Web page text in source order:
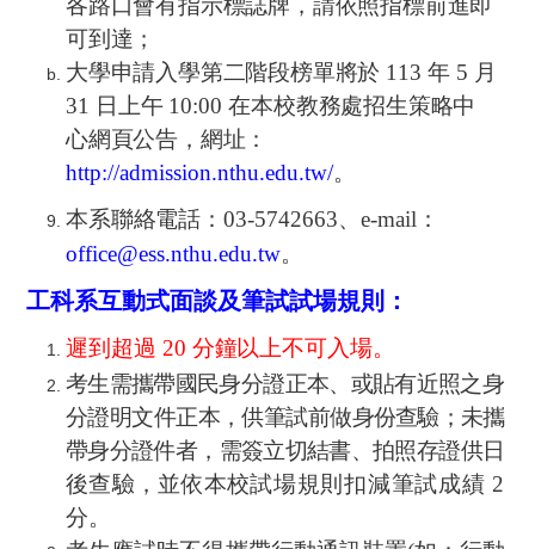
各路口會有指示標誌牌，請依照指標前進即
可到達；
大學申請入學第二階段榜單將於 113 年 5 月
31 日上午 10:00在本校教務處招生策略中
心網頁公告，網址：
http://admission.nthu.edu.tw/。
本系聯絡電話：03-5742663、e-mail ：
office@ess.nthu.edu.tw。
工科系互動式面談及筆試試場規則：
遲到超過 20 分鐘以上不可入場。
考生需攜帶國民身分證正本、或貼有近照之身
分證明文件正本，供筆試前做身份查驗；未攜
帶身分證件者，需簽立切結書、拍照存證供日
後查驗，並依本校試場規則扣減筆試成績 2
分。